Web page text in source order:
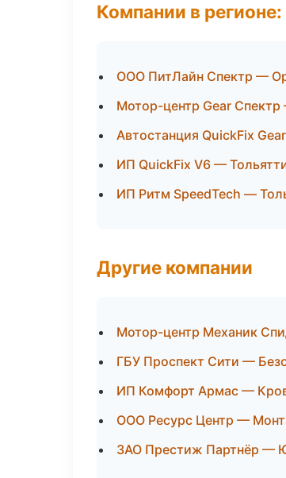
Компании в
ООО ПитЛайн Спектр —
Мотор-центр Gear
Автостанция QuickFix
ИП QuickFix V6 —
ИП Ритм SpeedTech —
Другие компании
Мотор-центр Механик
ГБУ Проспект Сити —
ИП Комфорт Армас —
ООО Ресурс Центр —
ЗАО Престиж Партнёр —